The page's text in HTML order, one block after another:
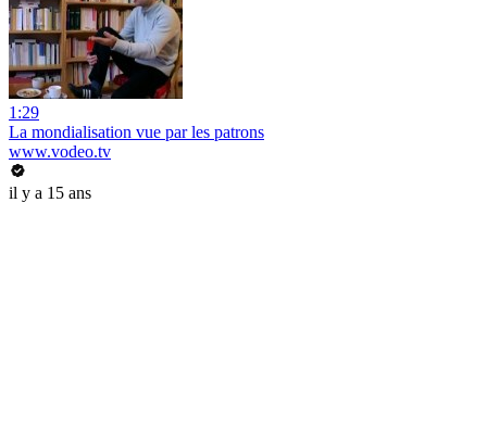
1:29
La mondialisation vue par les patrons
www.vodeo.tv
il y a 15 ans